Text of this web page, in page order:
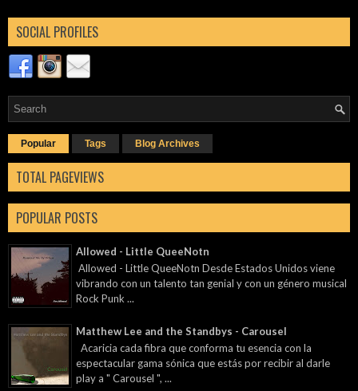
SOCIAL PROFILES
Popular Tags Blog Archives
TOTAL PAGEVIEWS
POPULAR POSTS
Allowed - Little QueeNotn
Allowed - Little QueeNotn Desde Estados Unidos viene
vibrando con un talento tan genial y con un género musical
Rock Punk ...
Matthew Lee and the Standbys - Carousel
Acaricia cada fibra que conforma tu esencia con la
espectacular gama sónica que estás por recibir al darle
play a " Carousel ", ...